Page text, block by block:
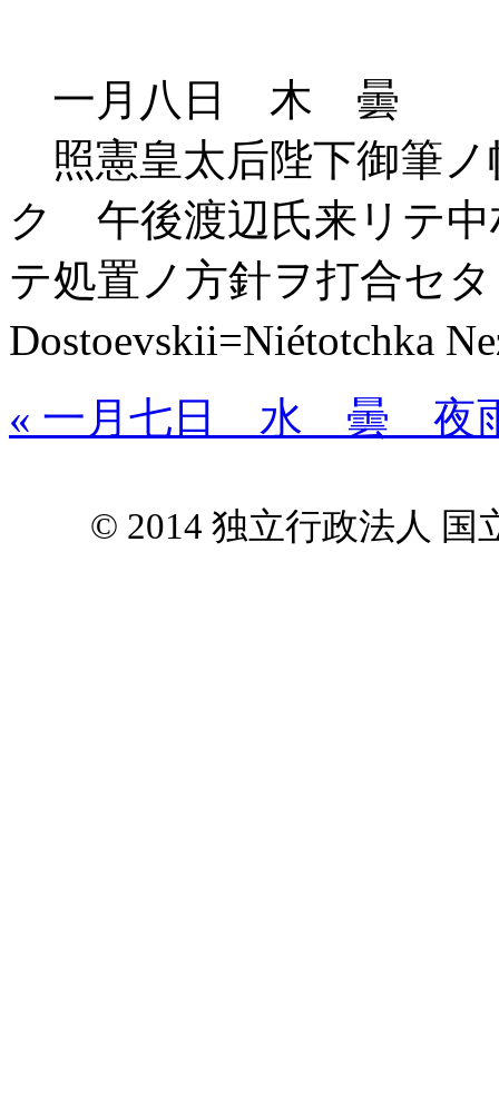
一月八日 木 曇
照憲皇太后陛下御筆ノ
ク 午後渡辺氏来リテ
テ処置ノ方針ヲ打合
Dostoevskii=Niétotchka
« 一月七日 水 曇 夜
© 2014 独立行政法人 国